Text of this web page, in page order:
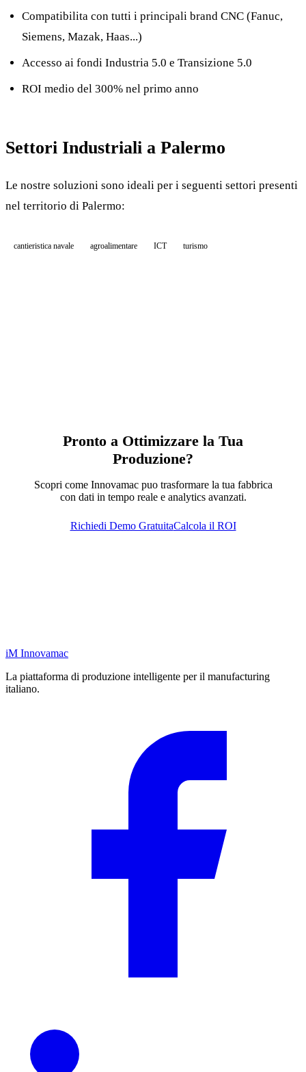
Compatibilita con tutti i principali brand CNC (Fanuc,
Siemens, Mazak, Haas...)
Accesso ai fondi Industria 5.0 e Transizione 5.0
ROI medio del 300% nel primo anno
Settori Industriali a Palermo
Le nostre soluzioni sono ideali per i seguenti settori presenti
nel territorio di Palermo:
cantieristica navale agroalimentare ICT turismo
Pronto a Ottimizzare la Tua
Produzione?
Scopri come Innovamac puo trasformare la tua fabbrica
con dati in tempo reale e analytics avanzati.
Richiedi Demo GratuitaCalcola il ROI
iM Innovamac
La piattaforma di produzione intelligente per il manufacturing
italiano.